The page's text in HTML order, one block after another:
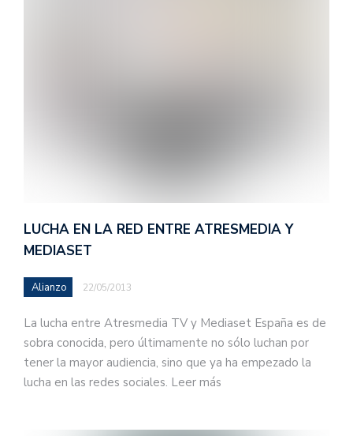
LUCHA EN LA RED ENTRE ATRESMEDIA Y
MEDIASET
Alianzo 22/05/2013
La lucha entre Atresmedia TV y Mediaset España es de
sobra conocida, pero últimamente no sólo luchan por
tener la mayor audiencia, sino que ya ha empezado la
lucha en las redes sociales. Leer más